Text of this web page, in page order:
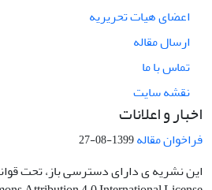
اعضای هیات تحریریه
ارسال مقاله
تماس با ما
نقشه سایت
اخبار و اعلانات
فراخوان مقاله1399-08-27
این نشریه ی دارای دسترسی باز، تحت